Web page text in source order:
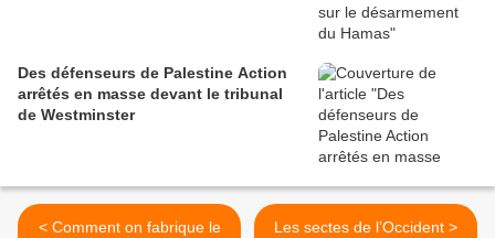
Des défenseurs de Palestine Action
arrêtés en masse devant le tribunal
de Westminster
< Comment on fabrique le
Les sectes de l’Occident >